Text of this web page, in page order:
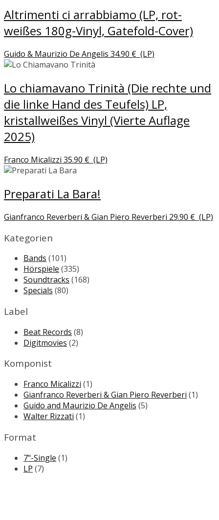
Altrimenti ci arrabbiamo (LP, rot-
weißes 180g-Vinyl, Gatefold-Cover)
Guido & Maurizio De Angelis 34.90 € (LP)
Lo chiamavano Trinità (Die rechte und
die linke Hand des Teufels) LP,
kristallweißes Vinyl (Vierte Auflage
2025)
Franco Micalizzi 35.90 € (LP)
Preparati La Bara!
Gianfranco Reverberi & Gian Piero Reverberi 29.90 € (LP)
Kategorien
Bands (101)
Hörspiele (335)
Soundtracks (168)
Specials (80)
Label
Beat Records (8)
Digitmovies (2)
Komponist
Franco Micalizzi (1)
Gianfranco Reverberi & Gian Piero Reverberi (1)
Guido and Maurizio De Angelis (5)
Walter Rizzati (1)
Format
7"-Single (1)
LP (7)